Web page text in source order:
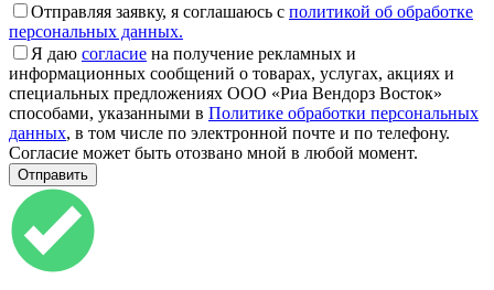
Отправляя заявку, я соглашаюсь с политикой об обработке
персональных данных.
Я даю согласие на получение рекламных и
информационных сообщений о товарах, услугах, акциях и
специальных предложениях ООО «Риа Вендорз Восток»
способами, указанными в Политике обработки персональных
данных, в том числе по электронной почте и по телефону.
Согласие может быть отозвано мной в любой момент.